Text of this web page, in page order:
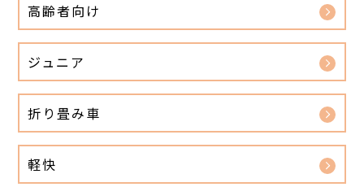
高齢者向け
ジュニア
折り畳み車
軽快